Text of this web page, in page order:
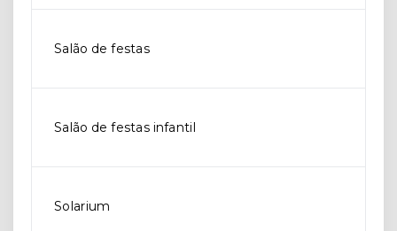
Salão de festas
Salão de festas infantil
Solarium